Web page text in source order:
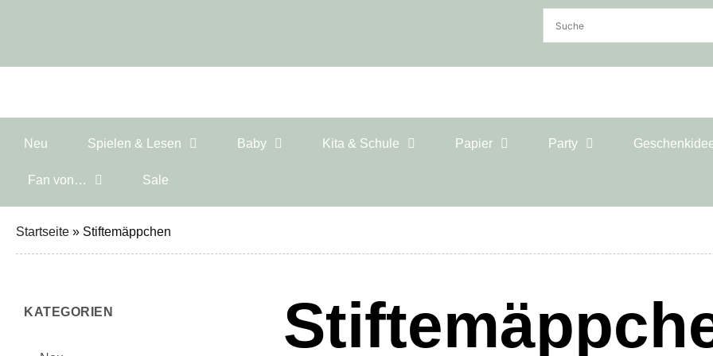
Neu Spielen & Lesen Baby Kita & Schule Papier Party
Fan von… Sale
Startseite » Stiftemäppchen
KATEGORIEN